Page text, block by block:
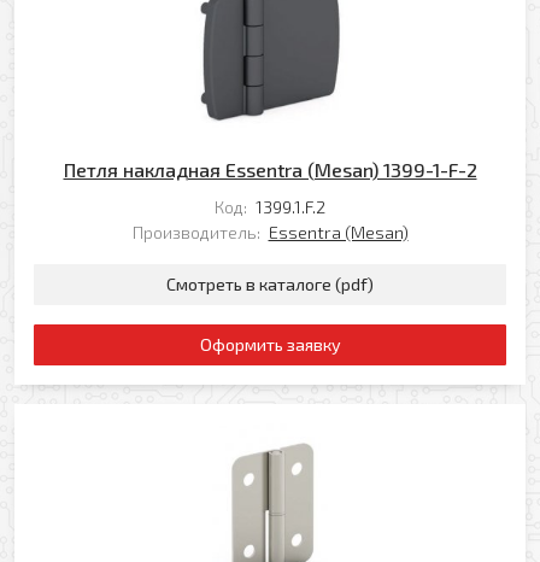
Петля накладная Essentra (Mesan) 1399-1-F-2
Код: 1399.1.F.2
Производитель: Essentra (Mesan)
Смотреть в каталоге (pdf)
Оформить заявку
Заказать обратный звонок
Ваше имя
Комментарий
Добавить файл
Комментарий к заказу